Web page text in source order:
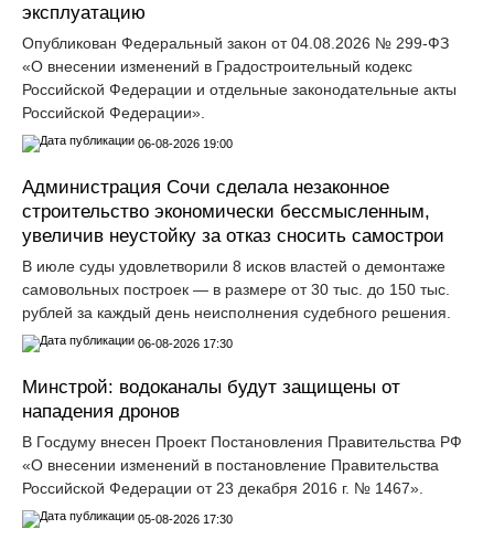
эксплуатацию
Опубликован Федеральный закон от 04.08.2026 № 299-ФЗ
«О внесении изменений в Градостроительный кодекс
Российской Федерации и отдельные законодательные акты
Российской Федерации».
06-08-2026 19:00
Администрация Сочи сделала незаконное
строительство экономически бессмысленным,
увеличив неустойку за отказ сносить самострои
В июле суды удовлетворили 8 исков властей о демонтаже
самовольных построек — в размере от 30 тыс. до 150 тыс.
рублей за каждый день неисполнения судебного решения.
06-08-2026 17:30
Минстрой: водоканалы будут защищены от
нападения дронов
В Госдуму внесен Проект Постановления Правительства РФ
«О внесении изменений в постановление Правительства
Российской Федерации от 23 декабря 2016 г. № 1467».
05-08-2026 17:30